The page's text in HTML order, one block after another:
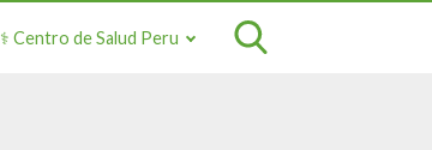
⚕️ Centro de Salud Peru